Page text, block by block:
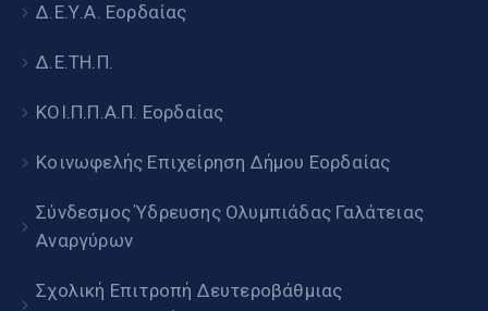
Δ.Ε.Υ.Α. Εορδαίας
Δ.Ε.ΤΗ.Π.
ΚΟΙ.Π.Π.Α.Π. Εορδαίας
Κοινωφελής Επιχείρηση Δήμου Εορδαίας
Σύνδεσμος Ύδρευσης Ολυμπιάδας Γαλάτειας
Αναργύρων
Σχολική Επιτροπή Δευτεροβάθμιας